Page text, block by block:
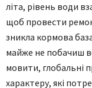
літа, рівень води
щоб провести
зникла кормова
майже не побачиш
мовити, глобальні
характеру, які